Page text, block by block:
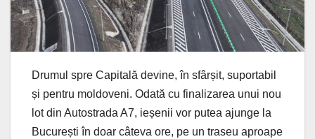
Drumul spre Capitală devine, în sfârșit, suportabil
și pentru moldoveni. Odată cu finalizarea unui nou
lot din Autostrada A7, ieșenii vor putea ajunge la
București în doar câteva ore, pe un traseu aproape